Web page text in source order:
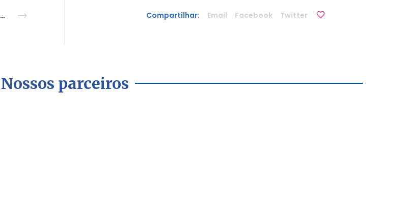
Vertical F/Width and Sidebar Compartilhar: Email Facebook Twitter
Nossos parceiros